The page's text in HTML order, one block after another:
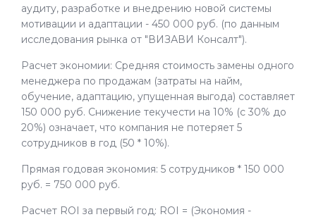
аудиту, разработке и внедрению новой системы
мотивации и адаптации - 450 000 руб. (по данным
исследования рынка от "ВИЗАВИ Консалт").
Расчет экономии: Средняя стоимость замены одного
менеджера по продажам (затраты на найм,
обучение, адаптацию, упущенная выгода) составляет
150 000 руб. Снижение текучести на 10% (с 30% до
20%) означает, что компания не потеряет 5
сотрудников в год (50 * 10%).
Прямая годовая экономия: 5 сотрудников * 150 000
руб. = 750 000 руб.
Расчет ROI за первый год: ROI = (Экономия -